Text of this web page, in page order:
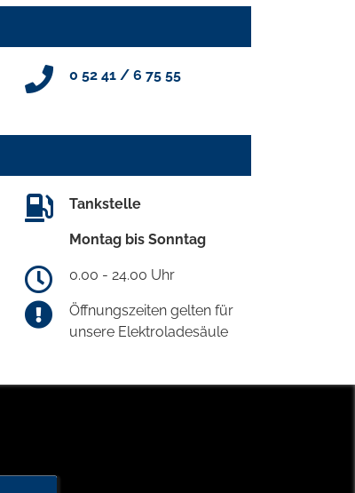
0 52 41 / 6 75 55
Tankstelle
Montag bis Sonntag
0.00 - 24.00 Uhr
Öffnungszeiten gelten für
unsere Elektroladesäule